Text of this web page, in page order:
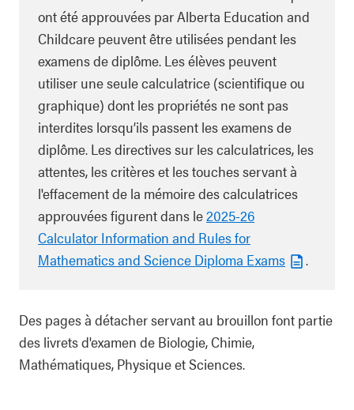
ont été approuvées par Alberta Education and
Childcare peuvent être utilisées pendant les
examens de diplôme. Les élèves peuvent
utiliser une seule calculatrice (scientifique ou
graphique) dont les propriétés ne sont pas
interdites lorsqu’ils passent les examens de
diplôme. Les directives sur les calculatrices, les
attentes, les critères et les touches servant à
l'effacement de la mémoire des calculatrices
approuvées figurent dans le2025-26
Calculator Information and Rules for
Mathematics and Science Diploma Exams
.
Des pages à détacher servant au brouillon font partie
des livrets d'examen de Biologie, Chimie,
Mathématiques, Physique et Sciences.